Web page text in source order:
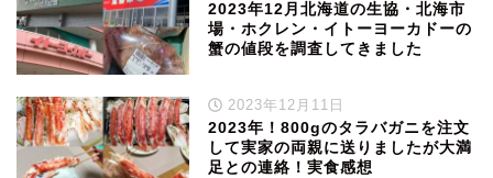
2023年12月北海道の生協・北海市
場・ホクレン・イトーヨーカドーの
蟹の値段を調査してきました
2023年12月11日
2023年！800gのタラバガニを注文
して実家の両親に送りましたが大満
足との連絡！実食感想